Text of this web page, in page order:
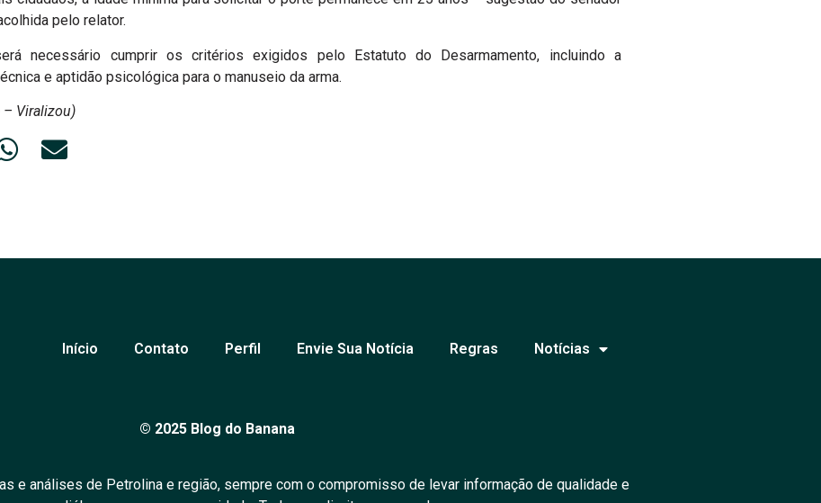
pelo relator.
necessário cumprir os critérios exigidos pelo Estatuto do Desarmamento, incluindo a
e aptidão psicológica para o manuseio da arma.
– Viralizou)
Início Contato Perfil Envie Sua Notícia Regras Notícias
© 2025 Blog do Banana
e análises de Petrolina e região, sempre com o compromisso de levar informação de qualidade e